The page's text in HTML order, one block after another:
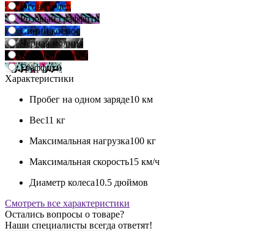
Огонь и лед
Розовый граффити
Синий космос
Черная молния
Красная молния
Граффити
Характеристики
Пробег на одном заряде10 км
Вес11 кг
Максимальная нагрузка100 кг
Максимальная скорость15 км/ч
Диаметр колеса10.5 дюймов
Смотреть все характеристики
Остались вопросы о товаре?
Наши специалисты всегда ответят!